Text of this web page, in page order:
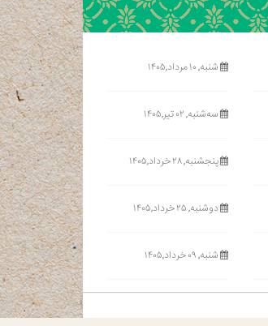
شنبه, ۱۰ مرداد,۱۴۰۵
ﺳﻪشنبه, ۰۲ تیر,۱۴۰۵
پنجشنبه, ۲۸ خرداد,۱۴۰۵
دوشنبه, ۲۵ خرداد,۱۴۰۵
شنبه, ۰۹ خرداد,۱۴۰۵